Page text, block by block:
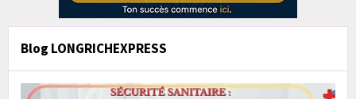
Blog LONGRICHEXPRESS